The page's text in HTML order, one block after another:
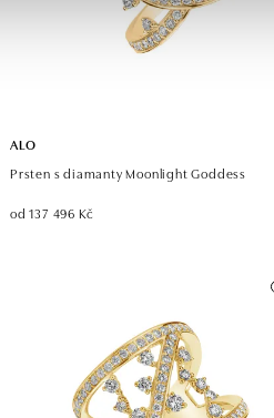
ALO
Prsten s diamanty Moonlight Goddess
od 137 496 Kč